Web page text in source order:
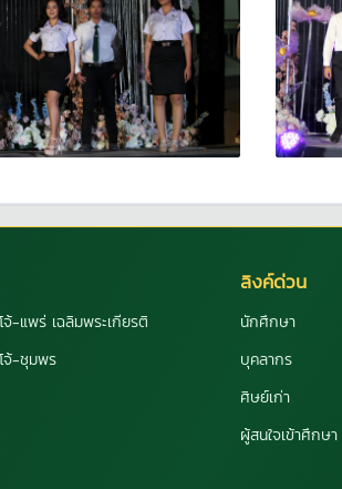
จ้-แพร่ เฉลิมพระเกียรติ
จ้-ชุมพร
ลิงค์ด่วน
นักศึกษา
บุคลากร
ศิษย์เก่า
ผู้สนใจเข้าศึกษา